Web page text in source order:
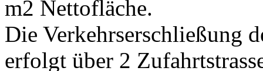
m2 Nettofläche.
Die Verkehrserschließung
erfolgt über 2